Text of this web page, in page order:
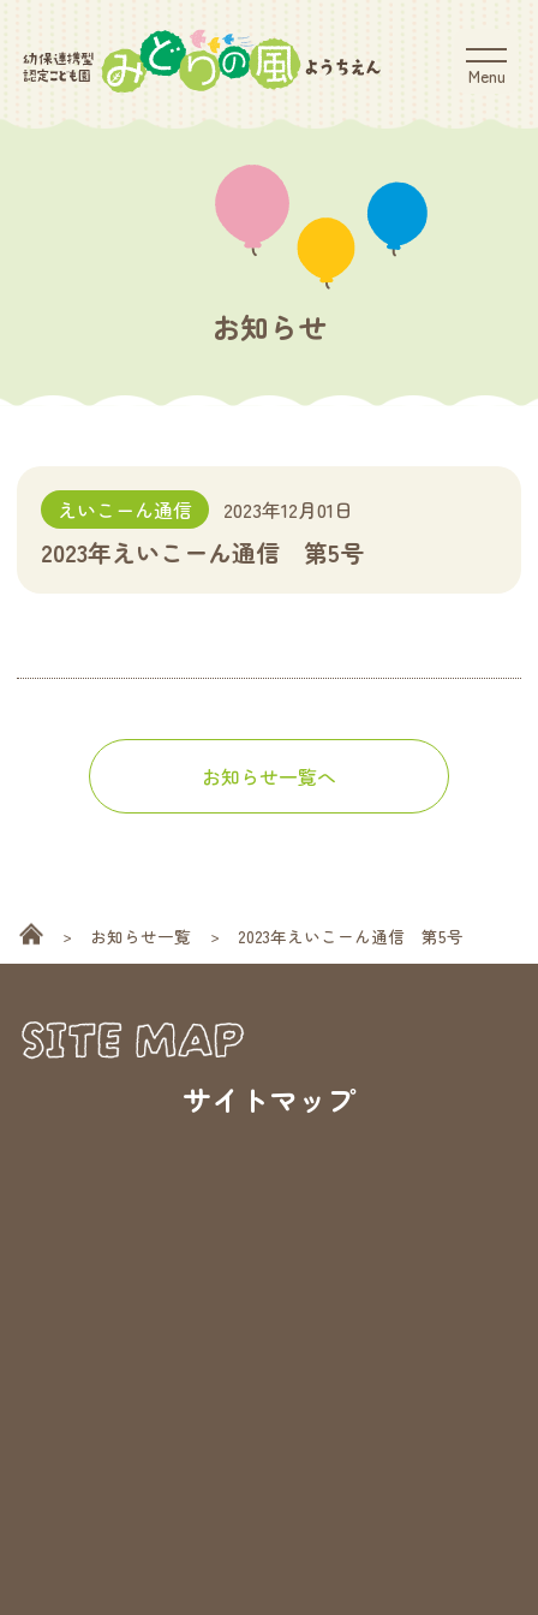
Menu
お知らせ
えいこーん通信 2023年12月01日
2023年えいこーん通信 第5号
お知らせ一覧へ
お知らせ一覧 2023年えいこーん通信 第5号
サイトマップ